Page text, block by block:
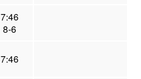
7:46
8-6
7:46